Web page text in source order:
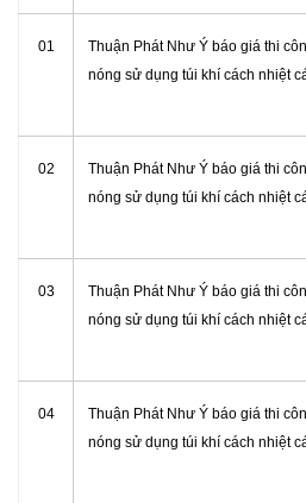
01
Thuận Phát Như Ý báo giá thi
nóng sử dụng túi khí cách nhiệt
02
Thuận Phát Như Ý báo giá thi
nóng sử dụng túi khí cách nhiệt
03
Thuận Phát Như Ý báo giá thi
nóng sử dụng túi khí cách nhiệt
04
Thuận Phát Như Ý báo giá thi
nóng sử dụng túi khí cách nhiệt